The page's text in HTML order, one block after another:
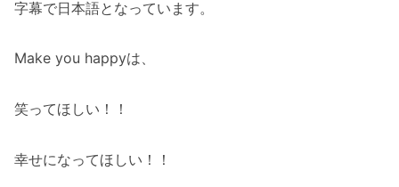
字幕で日本語となっています。
Make you happyは、
笑ってほしい！！
幸せになってほしい！！